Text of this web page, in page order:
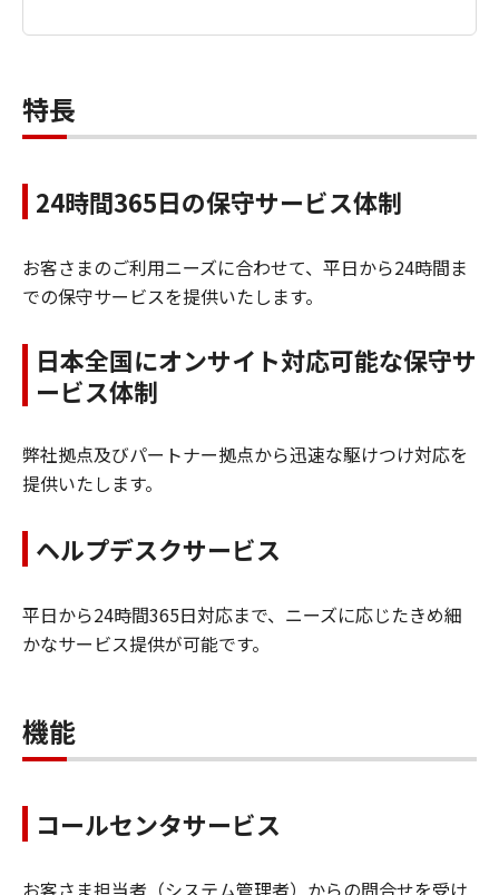
特長
24時間365日の保守サービス体制
お客さまのご利用ニーズに合わせて、平日から24時間ま
での保守サービスを提供いたします。
日本全国にオンサイト対応可能な保守サ
ービス体制
弊社拠点及びパートナー拠点から迅速な駆けつけ対応を
提供いたします。
ヘルプデスクサービス
平日から24時間365日対応まで、ニーズに応じたきめ細
かなサービス提供が可能です。
機能
コールセンタサービス
お客さま担当者（システム管理者）からの問合せを受け